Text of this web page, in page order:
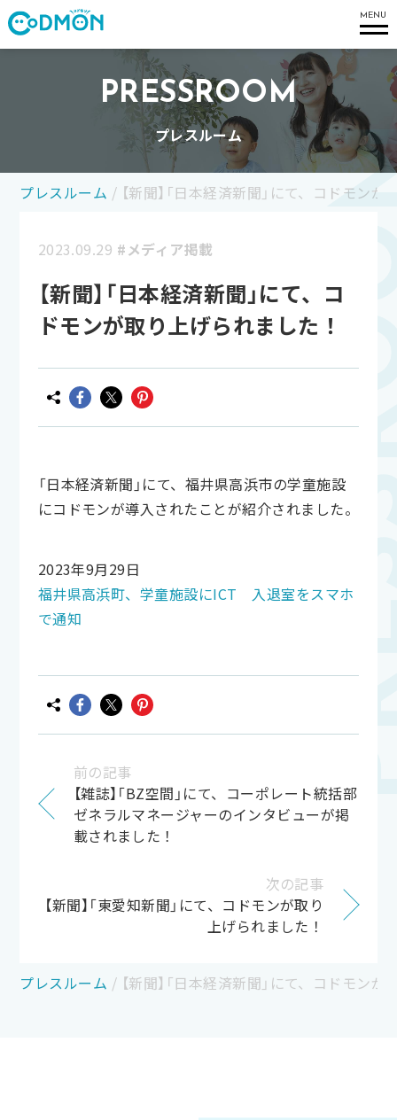
MENU
PRESSROOM
プレスルーム
プレスルーム / 【新聞】「日本経済新聞」にて、コドモン
2023.09.29 #メディア掲載
【新聞】「日本経済新聞」にて、コ
ドモンが取り上げられました！
「日本経済新聞」にて、福井県高浜市の学童施設
にコドモンが導入されたことが紹介されました。
2023年9月29日
福井県高浜町、学童施設にICT 入退室をスマホ
で通知
前の記事
【雑誌】「BZ空間」にて、コーポレート統括部
ゼネラルマネージャーのインタビューが掲
載されました！
次の記事
【新聞】「東愛知新聞」にて、コドモンが取り
上げられました！
プレスルーム / 【新聞】「日本経済新聞」にて、コドモン